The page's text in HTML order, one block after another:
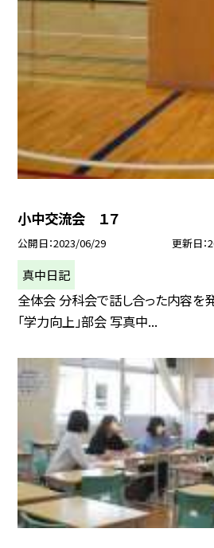
小中交流会 １７
公開日 2023/06/29 更新日
真中日記
全体会 分科会で話し合った内容を発
「学力向上」部会 写真中...